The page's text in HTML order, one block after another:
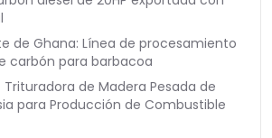
de Ghana: Línea de procesamiento
carbón para barbacoa
de Madera Pesada de
para Producción de Combustible